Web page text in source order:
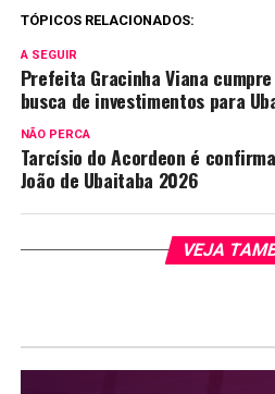
TÓPICOS RELACIONADOS:
A SEGUIR
Prefeita Gracinha Viana
busca de investimentos para
NÃO PERCA
Tarcísio do Acordeon é
João de Ubaitaba 2026
VEJA